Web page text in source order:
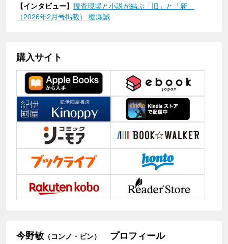
【インタビュー】 捜査現場と小説が結ぶ「旧」と「新」
（2026年2月号掲載） 棚瀬誠
購入サイト
今野敏 （コンノ・ビン） プロフィール